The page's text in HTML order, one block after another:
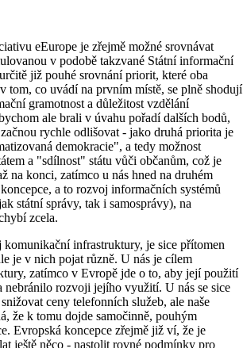
eEurope je zřejmě možné srovnávat
v podobě takzvané Státní informační
již pouhé srovnání priorit, které oba
tom, co uvádí na prvním místě, se plně shodují
gramotnost a důležitost vzdělání
ale brali v úvahu pořadí dalších bodů,
rychle odlišovat - jako druhá priorita je
demokracie", a tedy možnost
a "sdílnost" státu vůči občanům, což je
na konci, zatímco u nás hned na druhém
a to rozvoj informačních systémů
státní správy, tak i samosprávy), na
zcela.
infrastruktury, je sice přítomen
je v nich pojat různě. U nás je cílem
zatímco v Evropě jde o to, aby její použití
nebránilo rozvoji jejího využití. U nás se sice
ceny telefonních služeb, ale naše
že k tomu dojde samočinně, pouhým
Evropská koncepce zřejmě již ví, že je
ještě něco - nastolit rovné podmínky pro